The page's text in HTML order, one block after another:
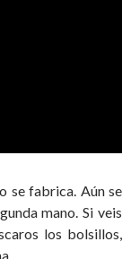
se fabrica. Aún se
mano. Si veis
los bolsillos,